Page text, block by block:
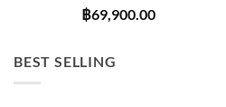
฿69,900.00
BEST SELLING